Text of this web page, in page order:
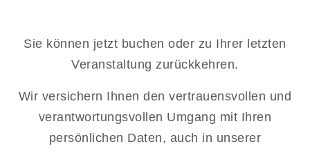
Sie können jetzt buchen oder zu Ihrer letzten
Veranstaltung zurückkehren.
Wir versichern Ihnen den vertrauensvollen und
verantwortungsvollen Umgang mit Ihren
persönlichen Daten, auch in unserer